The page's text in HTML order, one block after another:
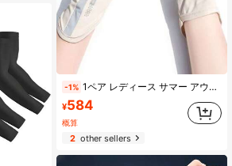
-1% 1ペア レディース サマー アウトドアスポーツ サイクリンググローブ 滑り止め タッチスクリーン対応
¥584
概算
2other sellers